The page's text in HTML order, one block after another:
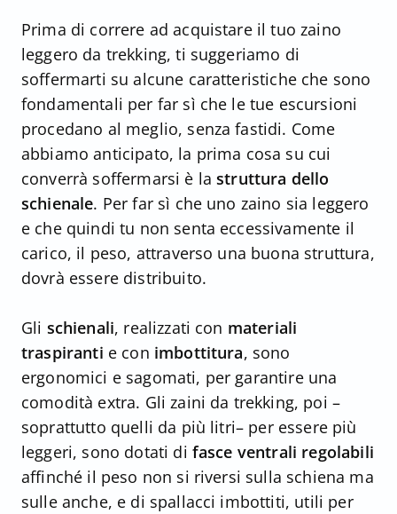
Prima di correre ad acquistare il tuo zaino
leggero da trekking, ti suggeriamo di
soffermarti su alcune caratteristiche che sono
fondamentali per far sì che le tue escursioni
procedano al meglio, senza fastidi. Come
abbiamo anticipato, la prima cosa su cui
converrà soffermarsi è lastruttura dello
schienale. Per far sì che uno zaino sia leggero
e che quindi tu non senta eccessivamente il
carico, il peso, attraverso una buona struttura,
dovrà essere distribuito.
Gli schienali, realizzati con materiali
traspiranti e con imbottitura, sono
ergonomici e sagomati, per garantire una
comodità extra. Gli zaini da trekking, poi –
soprattutto quelli da più litri– per essere più
leggeri, sono dotati di fasce ventrali regolabili
affinché il peso non si riversi sulla schiena ma
sulle anche, e di spallacci imbottiti, utili per